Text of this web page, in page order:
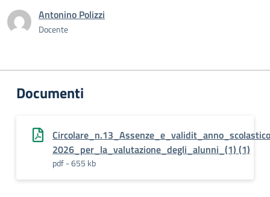
Antonino Polizzi
Docente
Documenti
2026_per_la_valutazione_degli_alunni_(1) (1)
pdf - 655 kb